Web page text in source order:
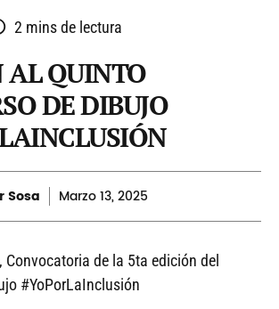
2 mins de lectura
QUINTO
DE DIBUJO
Sosa Marzo13, 2025
Convocatoria de la 5ta edición del
#YoPorLaInclusión